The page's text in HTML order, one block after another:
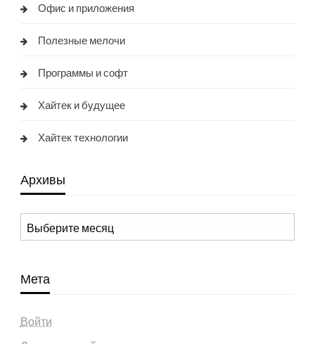
Офис и приложения
Полезные мелочи
Программы и софт
Хайтек и будущее
Хайтек технологии
Архивы
Архивы
Мета
Войти